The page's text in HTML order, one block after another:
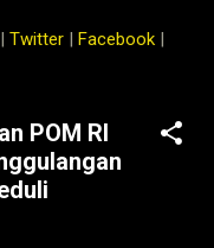
| Twitter | Facebook |
POM RI